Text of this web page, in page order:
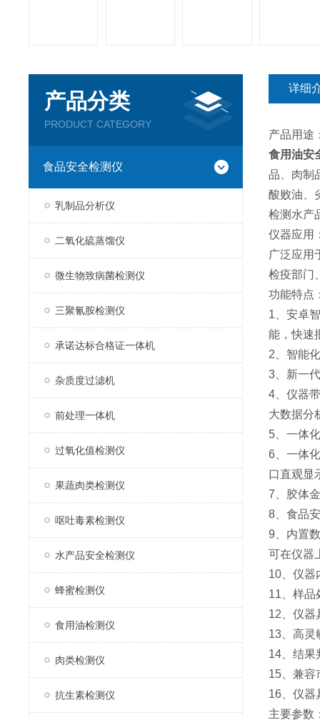
产品分类
PRODUCT CATEGORY
食品安全检测仪
乳制品分析仪
二氧化硫蒸馏仪
微生物致病菌检测仪
三聚氰胺检测仪
承诺达标合格证一体机
杂质度过滤机
前处理一体机
过氧化值检测仪
果蔬肉类检测仪
呕吐毒素检测仪
水产品安全检测仪
蜂蜜检测仪
食用油检测仪
肉类检测仪
抗生素检测仪
详细
产品用途
食用油安
品、肉制
酸败油、
检测水产
仪器应用
广泛应用
检疫部门
功能特点
1、安卓
能，快速
2、智能
3、新一
4、仪器
大数据分
5、一体
6、一体
口直观显
7、胶体
8、食品
9、内置
可在仪器
10、仪器
11、样品
12、仪器
13、高灵
14、结果
15、兼容
16、仪器
主要参数